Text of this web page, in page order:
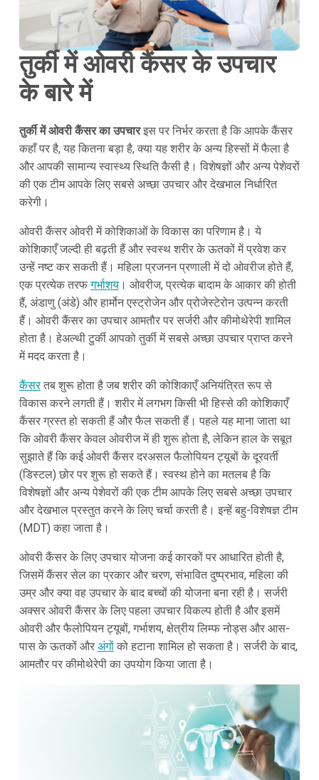
तुर्की में ओवरी कैंसर के उपचार
के बारे में
तुर्की में ओवरी कैंसर का उपचारइस पर निर्भर करता है कि आपके कैंसर
कहाँ पर है, यह कितना बड़ा है, क्या यह शरीर के अन्य हिस्सों में फैला है
और आपकी सामान्य स्वास्थ्य स्थिति कैसी है। विशेषज्ञों और अन्य पेशेवरों
की एक टीम आपके लिए सबसे अच्छा उपचार और देखभाल निर्धारित
करेगी।
ओवरी कैंसर ओवरी में कोशिकाओं के विकास का परिणाम है। ये
कोशिकाएँ जल्दी ही बढ़ती हैं और स्वस्थ शरीर के ऊतकों में प्रवेश कर
उन्हें नष्ट कर सकती हैं। महिला प्रजनन प्रणाली में दो ओवरीज होते हैं,
एक प्रत्येक तरफगर्भाशय। ओवरीज, प्रत्येक बादाम के आकार की होती
हैं, अंडाणु (अंडे) और हार्मोन एस्ट्रोजेन और प्रोजेस्टेरोन उत्पन्न करती
हैं। ओवरी कैंसर का उपचार आमतौर पर सर्जरी और कीमोथेरेपी शामिल
होता है। हेअल्थी टुर्की आपको तुर्की में सबसे अच्छा उपचार प्राप्त करने
में मदद करता है।
कैंसरतब शुरू होता है जब शरीर की कोशिकाएँ अनियंत्रित रूप से
विकास करने लगती हैं। शरीर में लगभग किसी भी हिस्से की कोशिकाएँ
कैंसर ग्रस्त हो सकती हैं और फैल सकती हैं। पहले यह माना जाता था
कि ओवरी कैंसर केवल ओवरीज में ही शुरू होता है, लेकिन हाल के सबूत
सुझाते हैं कि कई ओवरी कैंसर दरअसल फैलोपियन ट्यूबों के दूरवर्ती
(डिस्टल) छोर पर शुरू हो सकते हैं। स्वस्थ होने का मतलब है कि
विशेषज्ञों और अन्य पेशेवरों की एक टीम आपके लिए सबसे अच्छा उपचार
और देखभाल प्रस्तुत करने के लिए चर्चा करती है। इन्हें बहु-विशेषज्ञ टीम
(MDT) कहा जाता है।
ओवरी कैंसर के लिए उपचार योजना कई कारकों पर आधारित होती है,
जिसमें कैंसर सेल का प्रकार और चरण, संभावित दुष्प्रभाव, महिला की
उम्र और क्या वह उपचार के बाद बच्चों की योजना बना रही है। सर्जरी
अक्सर ओवरी कैंसर के लिए पहला उपचार विकल्प होती है और इसमें
ओवरी और फैलोपियन ट्यूबों, गर्भाशय, क्षेत्रीय लिम्फ नोड्स और आस-
पास के ऊतकों और अंगोंको हटाना शामिल हो सकता है। सर्जरी के बाद,
आमतौर पर कीमोथेरेपी का उपयोग किया जाता है।